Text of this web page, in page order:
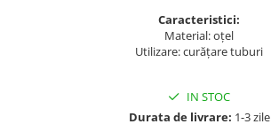
REDUCERI VASE DIN FONTĂ
CUPTOARE PENTRU SOBĂ
Caracteristici:
Material: oțel
Utilizare: curățare tuburi
IN STOC
Durata de livrare: 1-3 zile